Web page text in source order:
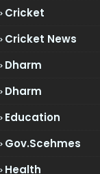
Cricket
Cricket News
Dharm
Dharm
Education
Gov.scehmes
Health